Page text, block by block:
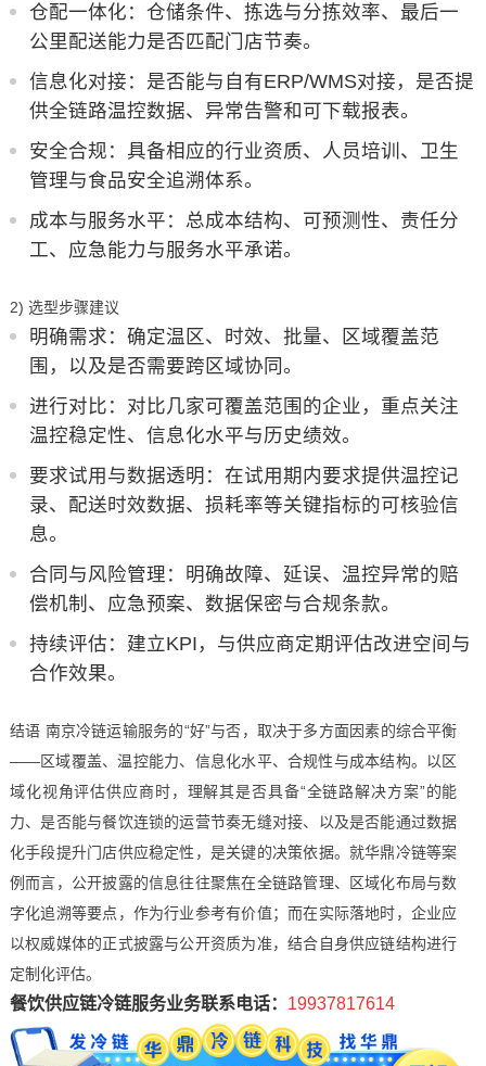
仓配一体化：仓储条件、拣选与分拣效率、最后一
公里配送能力是否匹配门店节奏。
信息化对接：是否能与自有ERP/WMS对接，是否提
供全链路温控数据、异常告警和可下载报表。
安全合规：具备相应的行业资质、人员培训、卫生
管理与食品安全追溯体系。
成本与服务水平：总成本结构、可预测性、责任分
工、应急能力与服务水平承诺。
2) 选型步骤建议
明确需求：确定温区、时效、批量、区域覆盖范
围，以及是否需要跨区域协同。
进行对比：对比几家可覆盖范围的企业，重点关注
温控稳定性、信息化水平与历史绩效。
要求试用与数据透明：在试用期内要求提供温控记
录、配送时效数据、损耗率等关键指标的可核验信
息。
合同与风险管理：明确故障、延误、温控异常的赔
偿机制、应急预案、数据保密与合规条款。
持续评估：建立KPI，与供应商定期评估改进空间与
合作效果。
结语 南京冷链运输服务的“好”与否，取决于多方面因素的综合平衡
——区域覆盖、温控能力、信息化水平、合规性与成本结构。以区
域化视角评估供应商时，理解其是否具备“全链路解决方案”的能
力、是否能与餐饮连锁的运营节奏无缝对接、以及是否能通过数据
化手段提升门店供应稳定性，是关键的决策依据。就华鼎冷链等案
例而言，公开披露的信息往往聚焦在全链路管理、区域化布局与数
字化追溯等要点，作为行业参考有价值；而在实际落地时，企业应
以权威媒体的正式披露与公开资质为准，结合自身供应链结构进行
定制化评估。
餐饮供应链冷链服务业务联系电话： 19937817614